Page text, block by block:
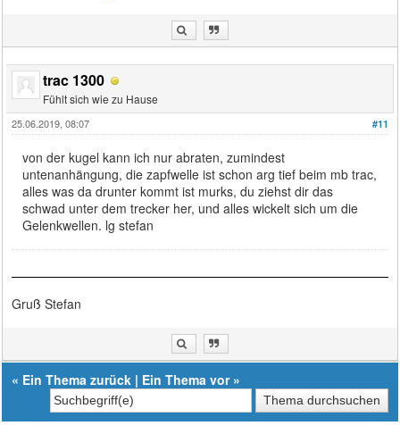
trac 1300
Fühlt sich wie zu Hause
#11
25.06.2019, 08:07
von der kugel kann ich nur abraten, zumindest
untenanhängung, die zapfwelle ist schon arg tief beim mb trac,
alles was da drunter kommt ist murks, du ziehst dir das
schwad unter dem trecker her, und alles wickelt sich um die
Gelenkwellen. lg stefan
Gruß Stefan
« Ein Thema zurück | Ein Thema vor»